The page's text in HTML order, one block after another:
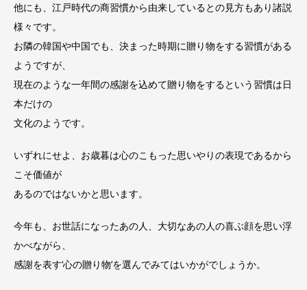
他にも、江戸時代の商習慣から由来しているとの見方もあり諸説
様々です。
お隣の韓国や中国でも、決まった時期に贈り物をする習慣がある
ようですが、
現在のような一年間の感謝を込めて贈り物をするという習慣は日
本だけの
文化のようです。
いずれにせよ、お歳暮は心のこもった思いやりの表現であるから
こそ価値が
あるのではないかと思います。
今年も、お世話になったあの人、大切なあの人の喜ぶ顔を思い浮
かべながら、
感謝を表す‘心の贈り物’を選んでみてはいかがでしょうか。